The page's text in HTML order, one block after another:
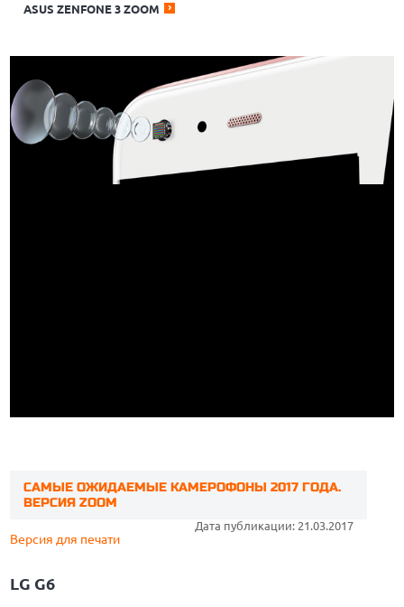
ASUS ZENFONE 3 ZOOM
САМЫЕ ОЖИДАЕМЫЕ КАМЕРОФОНЫ 2017 ГОДА.
ВЕРСИЯ ZOOM
Дата публикации: 21.03.2017
Версия для печати
LG G6